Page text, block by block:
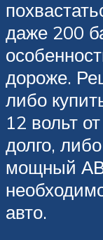
даже 200
дороже.
либо
12 вольт
долго,
мощный
авто.